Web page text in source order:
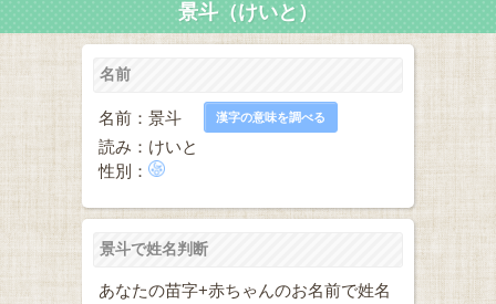
景斗（けいと）
名前
名前：景斗 漢字の意味を調べる
読み：けいと
性別：
景斗で姓名判断
あなたの苗字+赤ちゃんのお名前で姓名